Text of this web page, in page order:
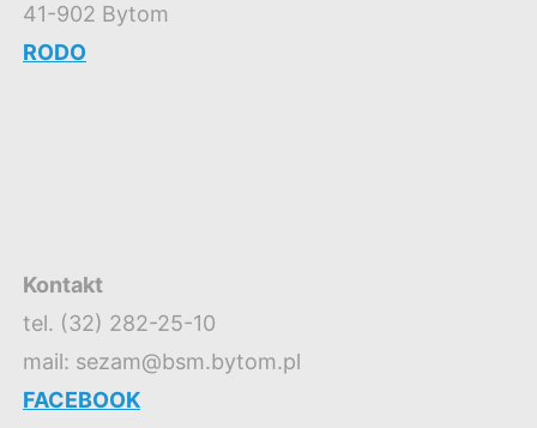
41-902 Bytom
RODO
Kontakt
tel. (32) 282-25-10
mail: sezam@bsm.bytom.pl
FACEBOOK